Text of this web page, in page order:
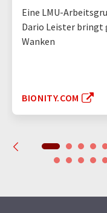
Eine LMU-
Dario Leister bringt
Wanken
BIONITY.COM